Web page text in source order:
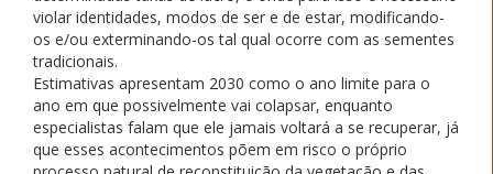
violar identidades, modos de ser e de estar, modificando-
os e/ou exterminando-os tal qual ocorre com as sementes
tradicionais.
Estimativas apresentam 2030 como o ano limite para o
ano em que possivelmente vai colapsar, enquanto
especialistas falam que ele jamais voltará a se recuperar, já
que esses acontecimentos põem em risco o próprio